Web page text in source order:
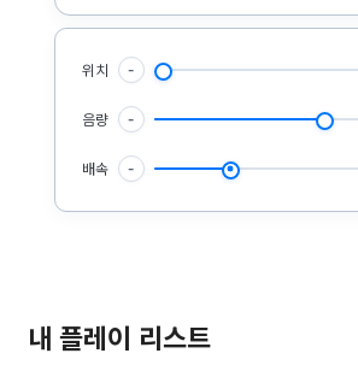
위치 -
음량 -
배속 -
내 플레이 리스트